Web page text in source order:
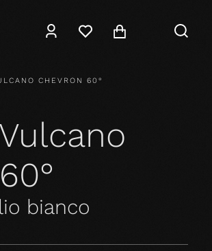
CHEVRON 60°
bianco